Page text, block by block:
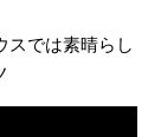
スでは素晴らし